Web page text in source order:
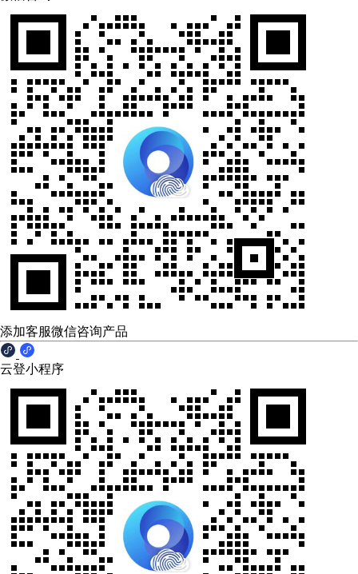
添加客服微信咨询产品
云登小程序